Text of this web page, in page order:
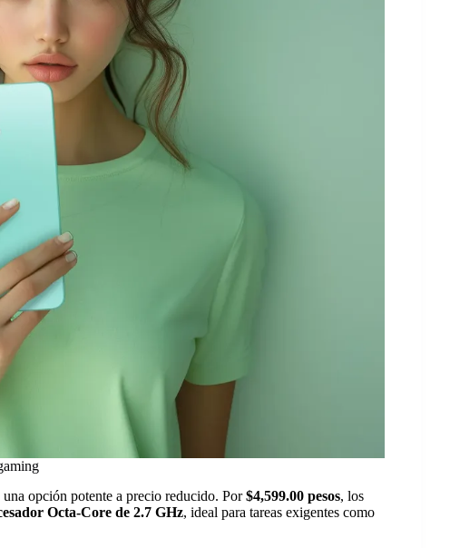
una opción potente a precio reducido. Por$4,599.00 pesos, los
Octa-Core de 2.7 GHz, ideal para tareas exigentes como